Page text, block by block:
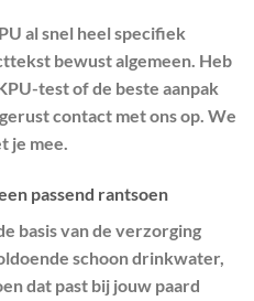
al snel heel specifiek
bewust algemeen. Heb
test of de beste aanpak
contact met ons op. We
je mee.
passend rantsoen
basis van de verzorging
schoon drinkwater,
dat past bij jouw paard